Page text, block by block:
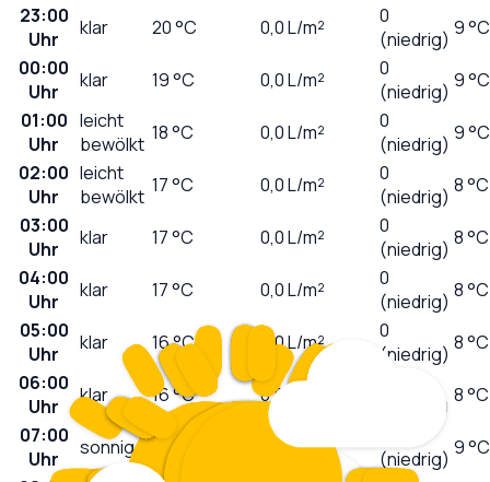
23:00
Uhr
klar 20°C 0,0L/m²
0
(niedrig) 9 °C
00:00
Uhr
klar 19°C 0,0L/m²
0
(niedrig) 9 °C
01:00
Uhr
leicht
bewölkt 18°C 0,0L/m²
0
(niedrig) 9 °C
02:00
Uhr
leicht
bewölkt 17°C 0,0L/m²
0
(niedrig) 8 °C
03:00
Uhr
klar 17°C 0,0L/m²
0
(niedrig) 8 °C
04:00
Uhr
klar 17°C 0,0L/m²
0
(niedrig) 8 °C
05:00
Uhr
klar 16°C 0,0L/m²
0
(niedrig) 8 °C
06:00
Uhr
klar 16°C 0,0
(niedrig) 8 °C
07:00
Uhr
sonnig 16°C 0,0L/m²
(niedrig) 9 °C